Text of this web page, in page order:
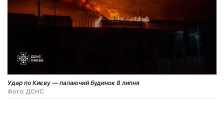
Удар по Києву — палаючий будинок 8 липня
Фото: ДСНС